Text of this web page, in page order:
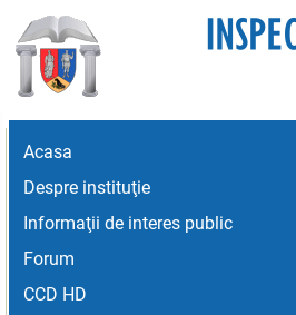
Acasa
Despre instituţie
Informaţii de interes public
Forum
CCD HD